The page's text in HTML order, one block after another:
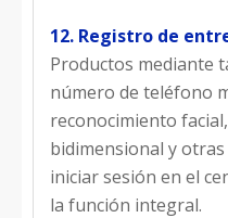
12. Registro de
Productos mediante
número de teléfono
reconocimiento
bidimensional y
iniciar sesión en el
la función integral.